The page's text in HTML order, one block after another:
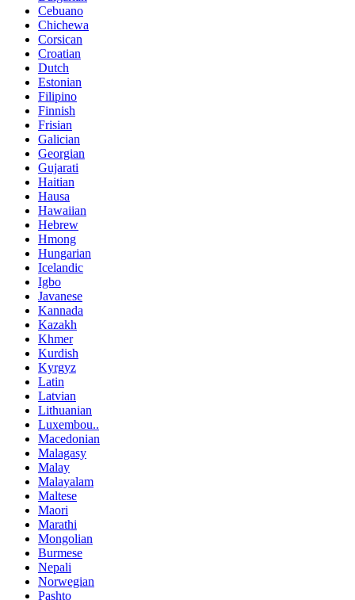
Cebuano
Chichewa
Corsican
Croatian
Dutch
Estonian
Filipino
Finnish
Frisian
Galician
Georgian
Gujarati
Haitian
Hausa
Hawaiian
Hebrew
Hmong
Hungarian
Icelandic
Igbo
Javanese
Kannada
Kazakh
Khmer
Kurdish
Kyrgyz
Latin
Latvian
Lithuanian
Luxembou..
Macedonian
Malagasy
Malay
Malayalam
Maltese
Maori
Marathi
Mongolian
Burmese
Nepali
Norwegian
Pashto